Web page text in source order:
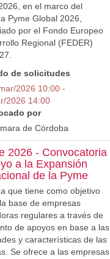
en el marco del
Pyme Global 2026,
por el Fondo Europeo
Regional (FEDER)
de solicitudes
2026 10:00 -
2026 14:00
por
de Córdoba
2026 - Convocatoria
a la Expansión
de la Pyme
que tiene como objetivo
base de empresas
regulares a través de
de apoyos en base a las
y características de las
Se ofrece a las empresas